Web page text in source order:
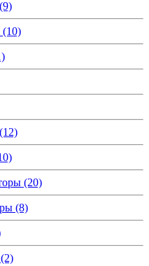
(10)
(20)
(8)